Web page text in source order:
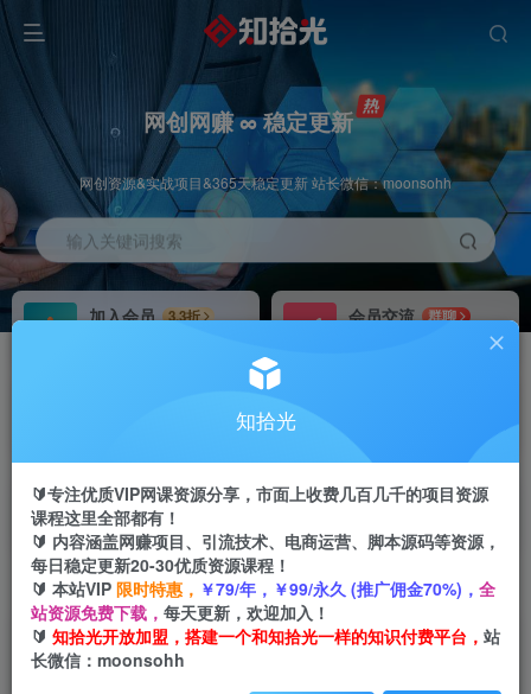
网创网赚 ∞ 稳定更新
网创资源&实战项目&365天稳定更新 站长微信：moonsohh
输入关键词搜索
加入会员
3.3折
会员交流
群聊
首页 创业课程 会员免费 正文
AI变现之道，利用人工智能一站式掌握各种使用技
能（图文版教程）
知拾光
🔰专注优质VIP网课资源分享，市面上收费几百几千的项目资源
课程这里全部都有！
🔰 内容涵盖网赚项目、引流技术、电商运营、脚本源码等资源，
每日稳定更新20-30优质资源课程！
🔰 本站VIP 限时特惠， ￥79/年，￥99/永久 (推广佣金70%)， 全
站资源免费下载， 每天更新，欢迎加入！
🔰 知拾光开放加盟，搭建一个和知拾光一样的知识付费平台， 站
长微信：moonsohh